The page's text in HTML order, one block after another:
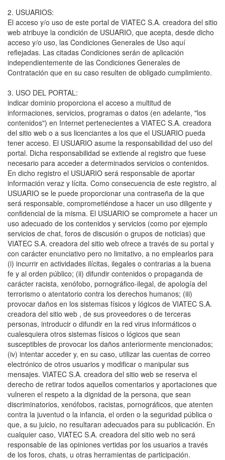
2. USUARIOS:
El acceso y/o uso de este portal de VIATEC S.A. creadora del sitio
web atribuye la condición de USUARIO, que acepta, desde dicho
acceso y/o uso, las Condiciones Generales de Uso aquí
reflejadas. Las citadas Condiciones serán de aplicación
independientemente de las Condiciones Generales de
Contratación que en su caso resulten de obligado cumplimiento.
3. USO DEL PORTAL:
indicar dominio proporciona el acceso a multitud de
informaciones, servicios, programas o datos (en adelante, "los
contenidos") en Internet pertenecientes a VIATEC S.A. creadora
del sitio web o a sus licenciantes a los que el USUARIO pueda
tener acceso. El USUARIO asume la responsabilidad del uso del
portal. Dicha responsabilidad se extiende al registro que fuese
necesario para acceder a determinados servicios o contenidos.
En dicho registro el USUARIO será responsable de aportar
información veraz y lícita. Como consecuencia de este registro, al
USUARIO se le puede proporcionar una contraseña de la que
será responsable, comprometiéndose a hacer un uso diligente y
confidencial de la misma. El USUARIO se compromete a hacer un
uso adecuado de los contenidos y servicios (como por ejemplo
servicios de chat, foros de discusión o grupos de noticias) que
VIATEC S.A. creadora del sitio web ofrece a través de su portal y
con carácter enunciativo pero no limitativo, a no emplearlos para
(i) incurrir en actividades ilícitas, ilegales o contrarias a la buena
fe y al orden público; (ii) difundir contenidos o propaganda de
carácter racista, xenófobo, pornográfico-ilegal, de apología del
terrorismo o atentatorio contra los derechos humanos; (iii)
provocar daños en los sistemas físicos y lógicos de VIATEC S.A.
creadora del sitio web , de sus proveedores o de terceras
personas, introducir o difundir en la red virus informáticos o
cualesquiera otros sistemas físicos o lógicos que sean
susceptibles de provocar los daños anteriormente mencionados;
(iv) intentar acceder y, en su caso, utilizar las cuentas de correo
electrónico de otros usuarios y modificar o manipular sus
mensajes. VIATEC S.A. creadora del sitio web se reserva el
derecho de retirar todos aquellos comentarios y aportaciones que
vulneren el respeto a la dignidad de la persona, que sean
discriminatorios, xenófobos, racistas, pornográficos, que atenten
contra la juventud o la infancia, el orden o la seguridad pública o
que, a su juicio, no resultaran adecuados para su publicación. En
cualquier caso, VIATEC S.A. creadora del sitio web no será
responsable de las opiniones vertidas por los usuarios a través
de los foros, chats, u otras herramientas de participación.